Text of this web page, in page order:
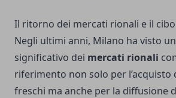
Il ritorno dei mercati rionali e il
Negli ultimi anni, Milano ha visto
significativo dei mercati rionali
riferimento non solo per
freschi ma anche per la diffusione